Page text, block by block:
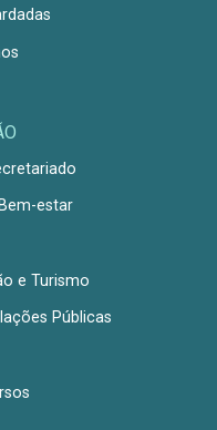
estar
e Turismo
Públicas